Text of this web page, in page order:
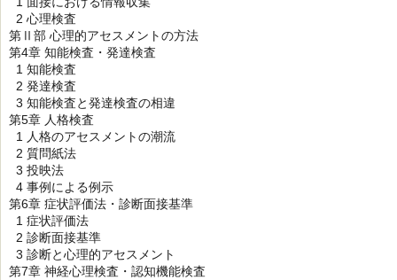
2 心理検査
第Ⅱ部 心理的アセスメントの方法
第4章 知能検査・発達検査
1 知能検査
2 発達検査
3 知能検査と発達検査の相違
第5章 人格検査
1 人格のアセスメントの潮流
2 質問紙法
3 投映法
4 事例による例示
第6章 症状評価法・診断面接基準
1 症状評価法
2 診断面接基準
3 診断と心理的アセスメント
第7章 神経心理検査・認知機能検査